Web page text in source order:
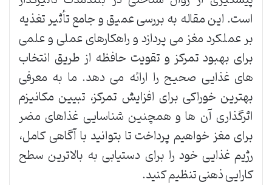
است. این مقاله به بررسی عمیق و جامع تأثیر تغذیه
بر عملکرد مغز می پردازد و راهکارهای عملی و علمی
برای بهبود تمرکز و تقویت حافظه از طریق انتخاب
های غذایی صحیح را ارائه می دهد. ما به معرفی
بهترین خوراکی برای افزایش تمرکز، تبیین مکانیزم
اثرگذاری آن ها و همچنین شناسایی غذاهای مضر
برای مغز خواهیم پرداخت تا بتوانید با آگاهی کامل،
رژیم غذایی خود را برای دستیابی به بالاترین سطح
کارایی ذهنی تنظیم کنید.